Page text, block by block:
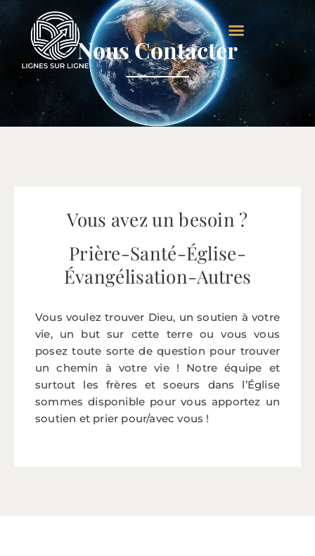
Aller
au
contenu
Nous Contacter
Vous avez un besoin ?
Prière-Santé-Église-
Évangélisation-Autres
Vous voulez trouver Dieu, un soutien à votre
vie, un but sur cette terre ou vous vous
posez toute sorte de question pour trouver
un chemin à votre vie ! Notre équipe et
surtout les frères et soeurs dans l’Église
sommes disponible pour vous apportez un
soutien et prier pour/avec vous !